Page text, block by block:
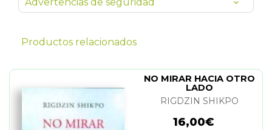
Advertencias de seguridad
Productos relacionados
NO MIRAR HACIA OTRO
LADO
RIGDZIN SHIKPO
16,00€